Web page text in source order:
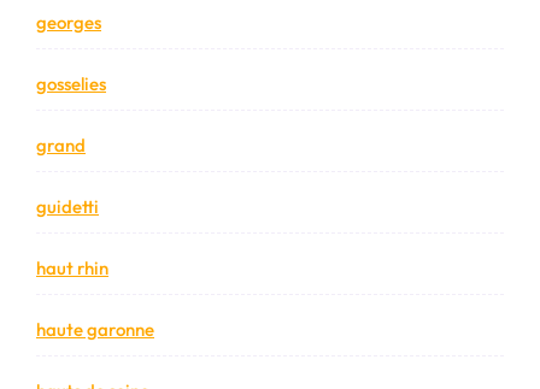
georges
gosselies
grand
guidetti
haut rhin
haute garonne